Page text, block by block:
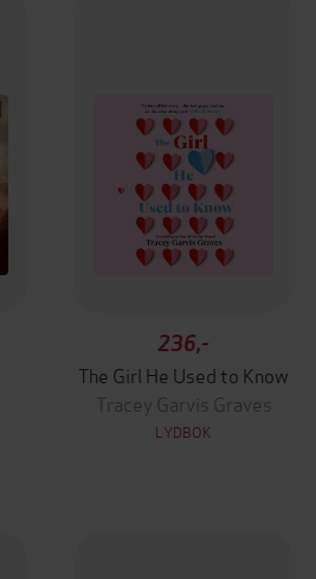
236,-
The Girl He Used to Know
Tracey Garvis Graves
LYDBOK